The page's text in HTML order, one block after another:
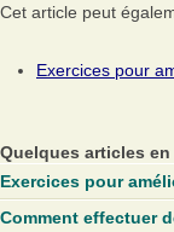
Cet article peut
Exercices pour
Quelques articles
Exercices pour
Comment effectuer